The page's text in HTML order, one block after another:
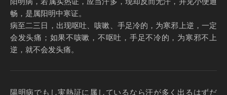
畅，是属阳明中寒证。
病至二三日，出现呕吐、咳嗽、手足冷的，为寒邪上逆，一定
会发头痛；如果不咳嗽，不呕吐，手足不冷的，为寒邪不上
逆，就不会发头痛。
陽明病でもし実熱証に属しているなら汗が多く出るはずだ